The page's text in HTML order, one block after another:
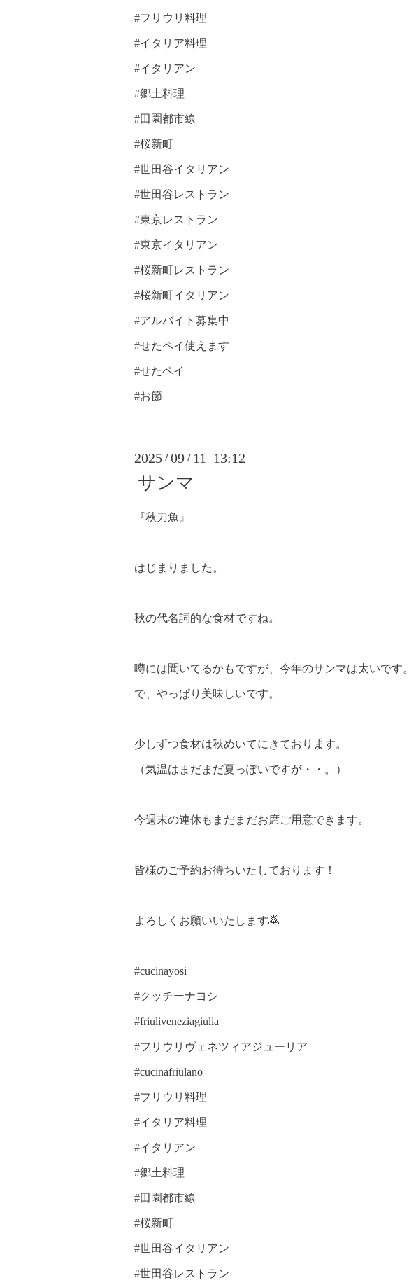
#フリウリ料理
#イタリア料理
#イタリアン
#郷土料理
#田園都市線
#桜新町
#世田谷イタリアン
#世田谷レストラン
#東京レストラン
#東京イタリアン
#桜新町レストラン
#桜新町イタリアン
#アルバイト募集中
#せたペイ使えます
#せたペイ
#お節
2025 /09 / 11 13:12
サンマ
『秋刀魚』
はじまりました。
秋の代名詞的な食材ですね。
噂には聞いてるかもですが、今年のサンマは太いです。
で、やっぱり美味しいです。
少しずつ食材は秋めいてにきております。
（気温はまだまだ夏っぽいですが・・。）
今週末の連休もまだまだお席ご用意できます。
皆様のご予約お待ちいたしております！
よろしくお願いいたします🙇
#cucinayosi
#クッチーナヨシ
#friuliveneziagiulia
#フリウリヴェネツィアジューリア
#cucinafriulano
#フリウリ料理
#イタリア料理
#イタリアン
#郷土料理
#田園都市線
#桜新町
#世田谷イタリアン
#世田谷レストラン